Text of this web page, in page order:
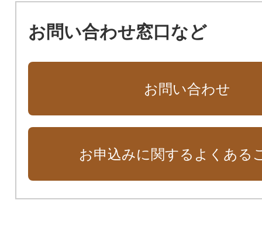
お問い合わせ窓口など
お問い合わせ
お申込みに関するよくある